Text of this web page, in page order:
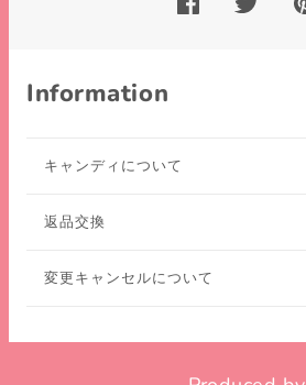
Information
キャンディについて
返品交換
変更キャンセルについて